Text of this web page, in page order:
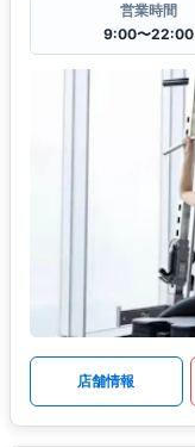
営業時間
9:00〜22:00
店舗情報